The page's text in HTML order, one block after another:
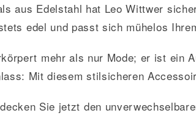
aus Edelstahl hat Leo Wittwer
edel und passt sich mühelos
mehr als nur Mode; er ist ein
Mit diesem stilsicheren
Sie jetzt den